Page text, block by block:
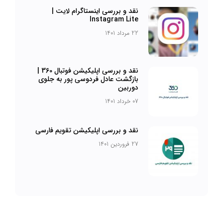
نقد و بررسی اینستاگرام لایت |
Instagram Lite
22 مرداد 1401
نقد و بررسی اپلیکیشن فوتبال 360 |
بازگشت عادل فردوسی پور به جلوی
دوربین
07 خرداد 1401
نقد و بررسی اپلیکیشن تقویم فارسی
27 فروردین 1401